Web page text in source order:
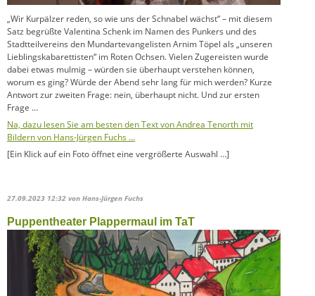
„Wir Kurpälzer reden, so wie uns der Schnabel wächst“ – mit diesem
Satz begrüßte Valentina Schenk im Namen des Punkers und des
Stadtteilvereins den Mundartevangelisten Arnim Töpel als „unseren
Lieblingskabarettisten“ im Roten Ochsen. Vielen Zugereisten wurde
dabei etwas mulmig – würden sie überhaupt verstehen können,
worum es ging? Würde der Abend sehr lang für mich werden? Kurze
Antwort zur zweiten Frage: nein, überhaupt nicht. Und zur ersten
Frage …
Na, dazu lesen Sie am besten den Text von Andrea Tenorth mit
Bildern von Hans-Jürgen Fuchs …
[Ein Klick auf ein Foto öffnet eine vergrößerte Auswahl …]
27.09.2023 12:32 von Hans-Jürgen Fuchs
Puppentheater Plappermaul im TaT